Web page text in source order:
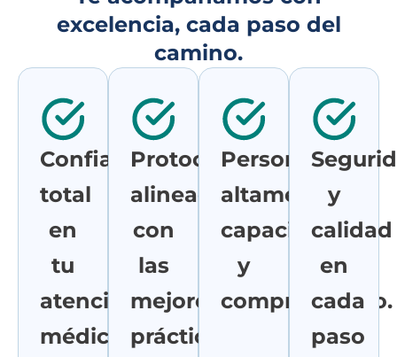
excelencia, cada paso del
camino.
Confianza
total
en
tu
atención
médica.
Protocolos
alineados
con
las
mejores
prácticas
Personal
altamente
capacitado
y
comprometido.
y
calidad
en
cada
paso